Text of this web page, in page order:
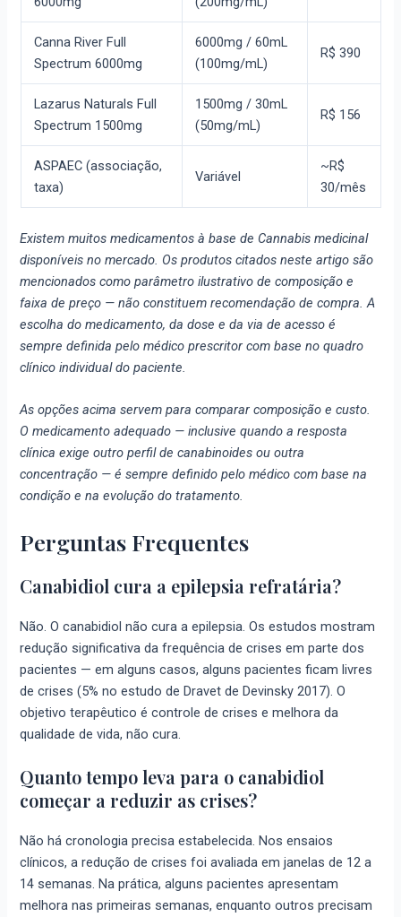
Canna River Full
Spectrum 6000mg
6000mg / 60mL
(100mg/mL)
R$ 390
Lazarus Naturals Full
Spectrum 1500mg
1500mg / 30mL
(50mg/mL)
R$ 156
ASPAEC (associação,
taxa)
Variável
~R$
30/mês
Existem muitos medicamentos à base de Cannabis medicinal
disponíveis no mercado. Os produtos citados neste artigo são
mencionados como parâmetro ilustrativo de composição e
faixa de preço — não constituem recomendação de compra. A
escolha do medicamento, da dose e da via de acesso é
sempre definida pelo médico prescritor com base no quadro
clínico individual do paciente.
As opções acima servem para comparar composição e custo.
O medicamento adequado — inclusive quando a resposta
clínica exige outro perfil de canabinoides ou outra
concentração — é sempre definido pelo médico com base na
condição e na evolução do tratamento.
Perguntas Frequentes
Canabidiol cura a epilepsia refratária?
Não. O canabidiol não cura a epilepsia. Os estudos mostram
redução significativa da frequência de crises em parte dos
pacientes — em alguns casos, alguns pacientes ficam livres
de crises (5% no estudo de Dravet de Devinsky 2017). O
objetivo terapêutico é controle de crises e melhora da
qualidade de vida, não cura.
Quanto tempo leva para o canabidiol
começar a reduzir as crises?
Não há cronologia precisa estabelecida. Nos ensaios
clínicos, a redução de crises foi avaliada em janelas de 12 a
14 semanas. Na prática, alguns pacientes apresentam
melhora nas primeiras semanas, enquanto outros precisam